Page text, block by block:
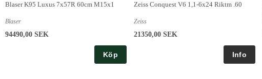
Blaser K95 Luxus 7x57R 60cm M15x1
Blaser
94490,00 SEK
Köp
Zeiss Conquest V6 1,1-6x24 Riktm .60
Zeiss
21350,00 SEK